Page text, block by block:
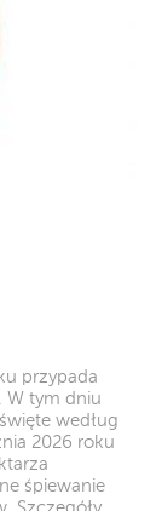
przypada
W tym dniu
według
2026 roku
śpiewanie